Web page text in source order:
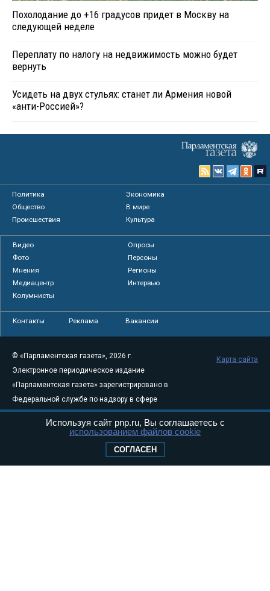
Похолодание до +16 градусов придет в Москву на
следующей неделе
Переплату по налогу на недвижимость можно будет
вернуть
Усидеть на двух стульях: станет ли Армения новой
«анти-Россией»?
Политика
Экономика
Общество
В мире
Происшествия
Культура
Видео
Опросы
Фото
Персоны
Мнения
Регионы
Медиацентр
Интервью
Колумнисты
Контакты Реклама Вакансии
© «Парламентская газета», 2026 г.
Электронное периодическое издание
«Парламентская газета» зарегистрировано в
Федеральной службе по надзору в сфере
связи, информационных технологий и
массовых коммуникаций (Роскомнадзор) 05
Свидетельство о регистрации Эл № ФС77-
Карта сайта
Используя сайт pnp.ru, Вы соглашаетесь с
использованием файлов cookie
СОГЛАСЕН